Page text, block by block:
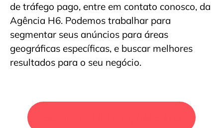
de tráfego pago, entre em contato conosco, da
Agência H6. Podemos trabalhar para
segmentar seus anúncios para áreas
geográficas específicas, e buscar melhores
resultados para o seu negócio.